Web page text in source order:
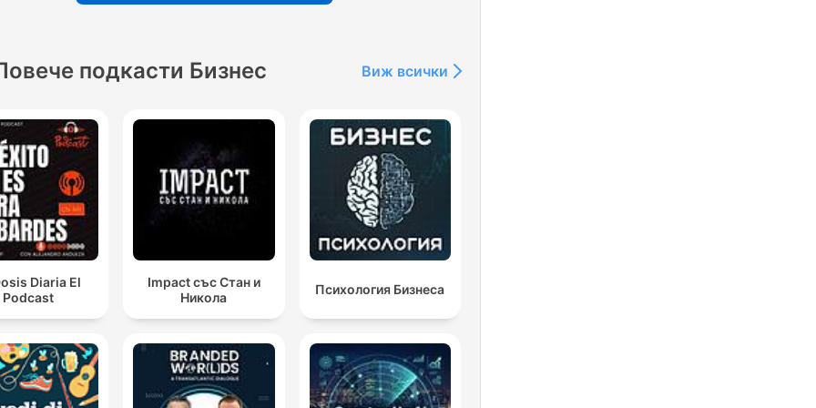
novas taxas da Jetstar para o uso de bagagem de mão.
I think that whenever cybercriminals get hold of that
sensitive type of information, they can tailor really
00:10:15 · O especialista em tecnologia alerta sobre como o
vazamento de dados pessoais permite a criação de golpes muito
convincentes.
it will cost Australian taxpayers up to $825 million to
pay for valuations on their property assets.
novas exigências de avaliação de propriedades trarão aos
contribuintes australianos.
lower oil price, lower diesel prices, it's a double
whammy. Better commodity prices and lower costs as
подкасти Бизнес Виж всички
Diaria El
Podcast
Impact със Стан и
Никола
Психология Бизнеса